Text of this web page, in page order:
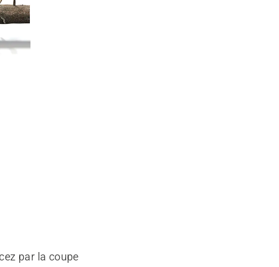
par la coupe